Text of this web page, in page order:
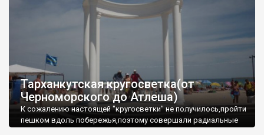
Тарханкутская кругосветка(от
Черноморского до Атлеша)
К сожалению настоящей "кругосветки" не получилось,пройти
пешком вдоль побережья,поэтому совершали радиальные